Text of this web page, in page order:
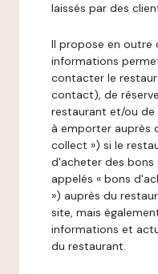
laissés par des
Il propose en outre
informations
contacter le
contact), de
restaurant et/ou
à emporter auprès
collect ») si le
d'acheter des bons
appelés « bons
») auprès du
site, mais
informations et
du restaurant.